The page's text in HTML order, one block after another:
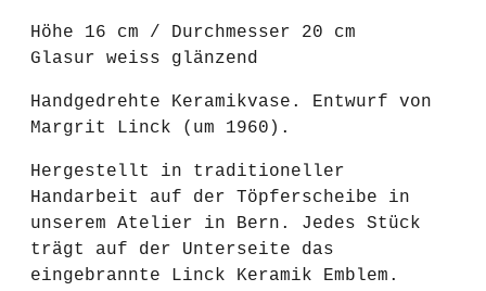
Höhe 16 cm / Durchmesser 20 cm
Glasur weiss glänzend
Handgedrehte Keramikvase. Entwurf von
Margrit Linck (um 1960).
Hergestellt in traditioneller
Handarbeit auf der Töpferscheibe in
unserem Atelier in Bern. Jedes Stück
trägt auf der Unterseite das
eingebrannte Linck Keramik Emblem.